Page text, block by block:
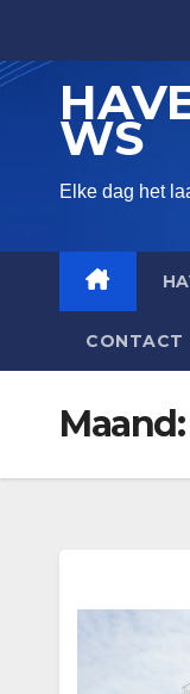
content
WS
Elke dag het
CONTACT
Maand: